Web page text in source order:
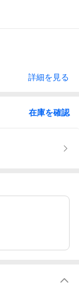
詳細を見る
在庫を確認